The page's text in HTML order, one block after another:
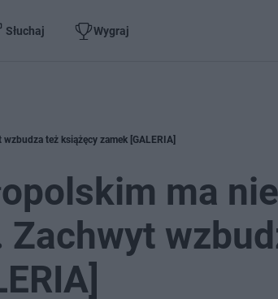
Słuchaj Wygraj
też książęcy zamek [GALERIA]
ma